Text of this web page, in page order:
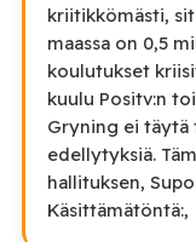
kriitikkömästi,
maassa on 0,5
koulutukset
kuulu Positv:n
Gryning ei täytä
edellytyksiä.
hallituksen,
Käsittämätöntä:,